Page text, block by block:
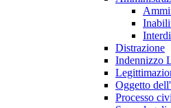
Distrazione
Indennizzo
Oggetto
Processo